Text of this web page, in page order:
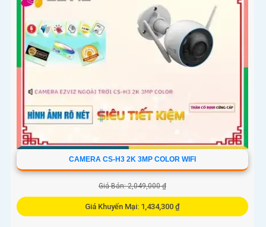
CAMERA CS-H3 2K 3MP COLOR WIFI
Giá Bán: 2,049,000 ₫
Giá Khuyến Mại: 1,434,300 ₫